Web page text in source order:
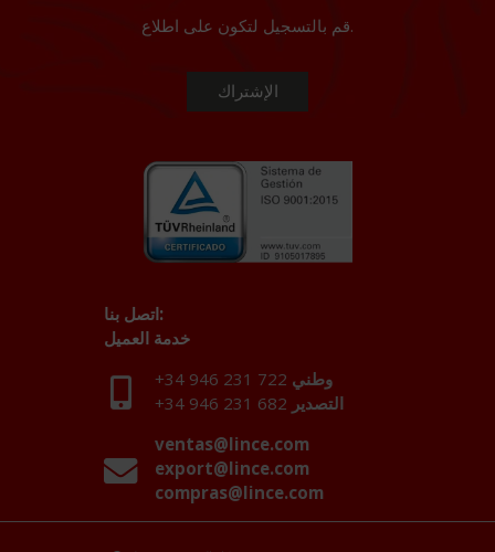
قم بالتسجيل لتكون على اطلاع.
اتصل بنا:
خدمة العميل
+34 946 231 722 وطني
+34 946 231 682 التصدير
ventas@lince.com
export@lince.com
compras@lince.com